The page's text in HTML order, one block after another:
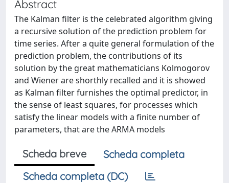
Abstract
The Kalman filter is the celebrated algorithm giving
a recursive solution of the prediction problem for
time series. After a quite general formulation of the
prediction problem, the contributions of its
solution by the great mathematicians Kolmogorov
and Wiener are shorthly recalled and it is showed
as Kalman filter furnishes the optimal predictor, in
the sense of least squares, for processes which
satisfy the linear models with a finite number of
parameters, that are the ARMA models
Scheda breve
Scheda completa
Scheda completa (DC)